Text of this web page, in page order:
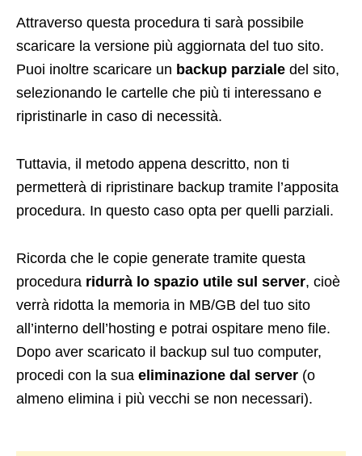
Attraverso questa procedura ti sarà possibile
scaricare la versione più aggiornata del tuo sito.
Puoi inoltre scaricare un backup parziale del sito,
selezionando le cartelle che più ti interessano e
ripristinarle in caso di necessità.
Tuttavia, il metodo appena descritto, non ti
permetterà di ripristinare backup tramite l’apposita
procedura. In questo caso opta per quelli parziali.
Ricorda che le copie generate tramite questa
procedura ridurrà lo spazio utile sul server, cioè
verrà ridotta la memoria in MB/GB del tuo sito
all’interno dell’hosting e potrai ospitare meno file.
Dopo aver scaricato il backup sul tuo computer,
procedi con la sua eliminazione dal server (o
almeno elimina i più vecchi se non necessari).